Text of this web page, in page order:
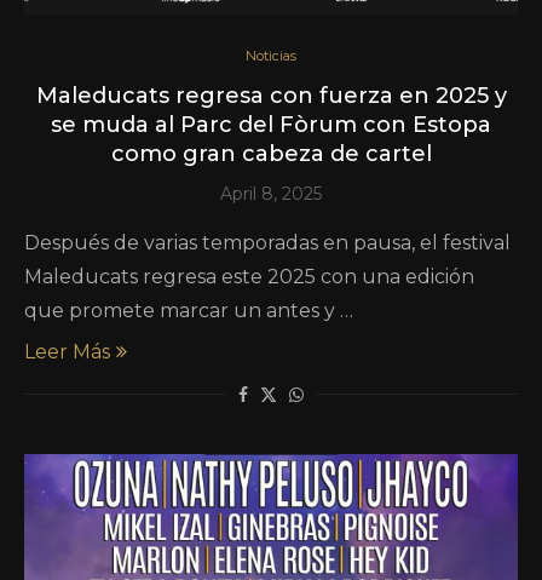
Noticias
Maleducats regresa con fuerza en 2025 y
se muda al Parc del Fòrum con Estopa
como gran cabeza de cartel
April 8, 2025
Después de varias temporadas en pausa, el festival
Maleducats regresa este 2025 con una edición
que promete marcar un antes y …
Leer Más